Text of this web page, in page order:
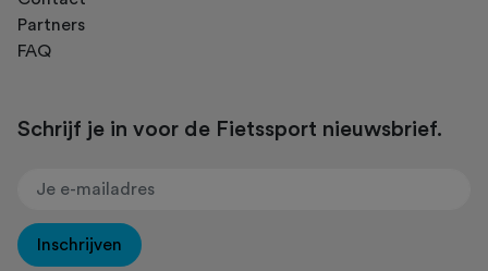
Partners
FAQ
Schrijf je in voor de Fietssport nieuwsbrief.
Inschrijven